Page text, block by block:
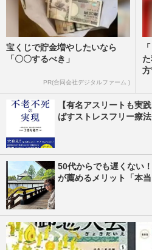
宝くじで貯金増やしたいなら
「〇〇するべき」
PR(合同会社デジタルファーム )
【有名アスリートも実
ばすストレスフリー療
50代からでも遅くない
が薦めるメリット「本